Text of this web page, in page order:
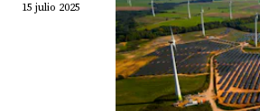
15 julio 2025